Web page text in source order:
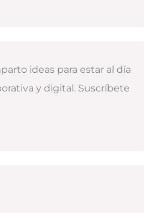
ideas para estar al día
y digital. Suscríbete